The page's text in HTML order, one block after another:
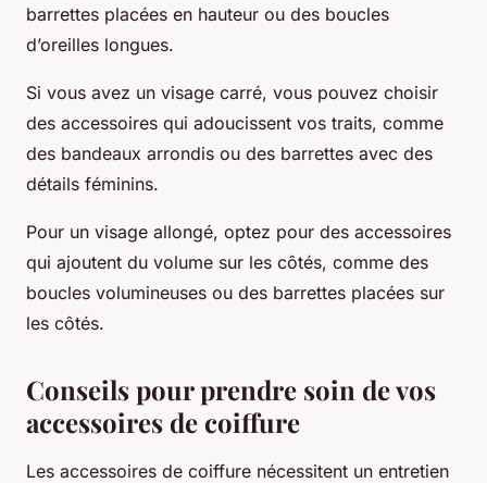
barrettes placées en hauteur ou des boucles
d’oreilles longues.
Si vous avez un visage carré, vous pouvez choisir
des accessoires qui adoucissent vos traits, comme
des bandeaux arrondis ou des barrettes avec des
détails féminins.
Pour un visage allongé, optez pour des accessoires
qui ajoutent du volume sur les côtés, comme des
boucles volumineuses ou des barrettes placées sur
les côtés.
Conseils pour prendre soin de vos
accessoires de coiffure
Les accessoires de coiffure nécessitent un entretien